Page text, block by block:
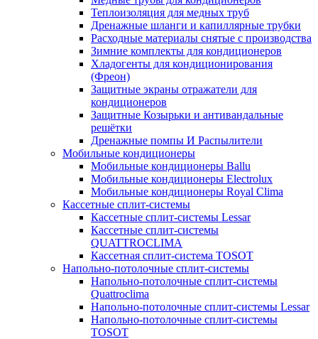
Теплоизоляция для медных труб
Дренажные шланги и капиллярные трубки
Расходные материалы снятые с производства
Зимние комплекты для кондиционеров
Хладогенты для кондиционирования
(Фреон)
Защитные экраны отражатели для
кондиционеров
Защитные Козырьки и антивандальные
решётки
Дренажные помпы И Распылители
Мобильные кондиционеры
Мобильные кондиционеры Ballu
Мобильные кондиционеры Electrolux
Мобильные кондиционеры Royal Clima
Кассетные сплит-системы
Кассетные сплит-системы Lessar
Кассетные сплит-системы
QUATTROCLIMA
Кассетная сплит-система TOSOT
Напольно-потолочные сплит-системы
Напольно-потолочные сплит-системы
Quattroclima
Напольно-потолочные сплит-системы Lessar
Напольно-потолочные сплит-системы
TOSOT